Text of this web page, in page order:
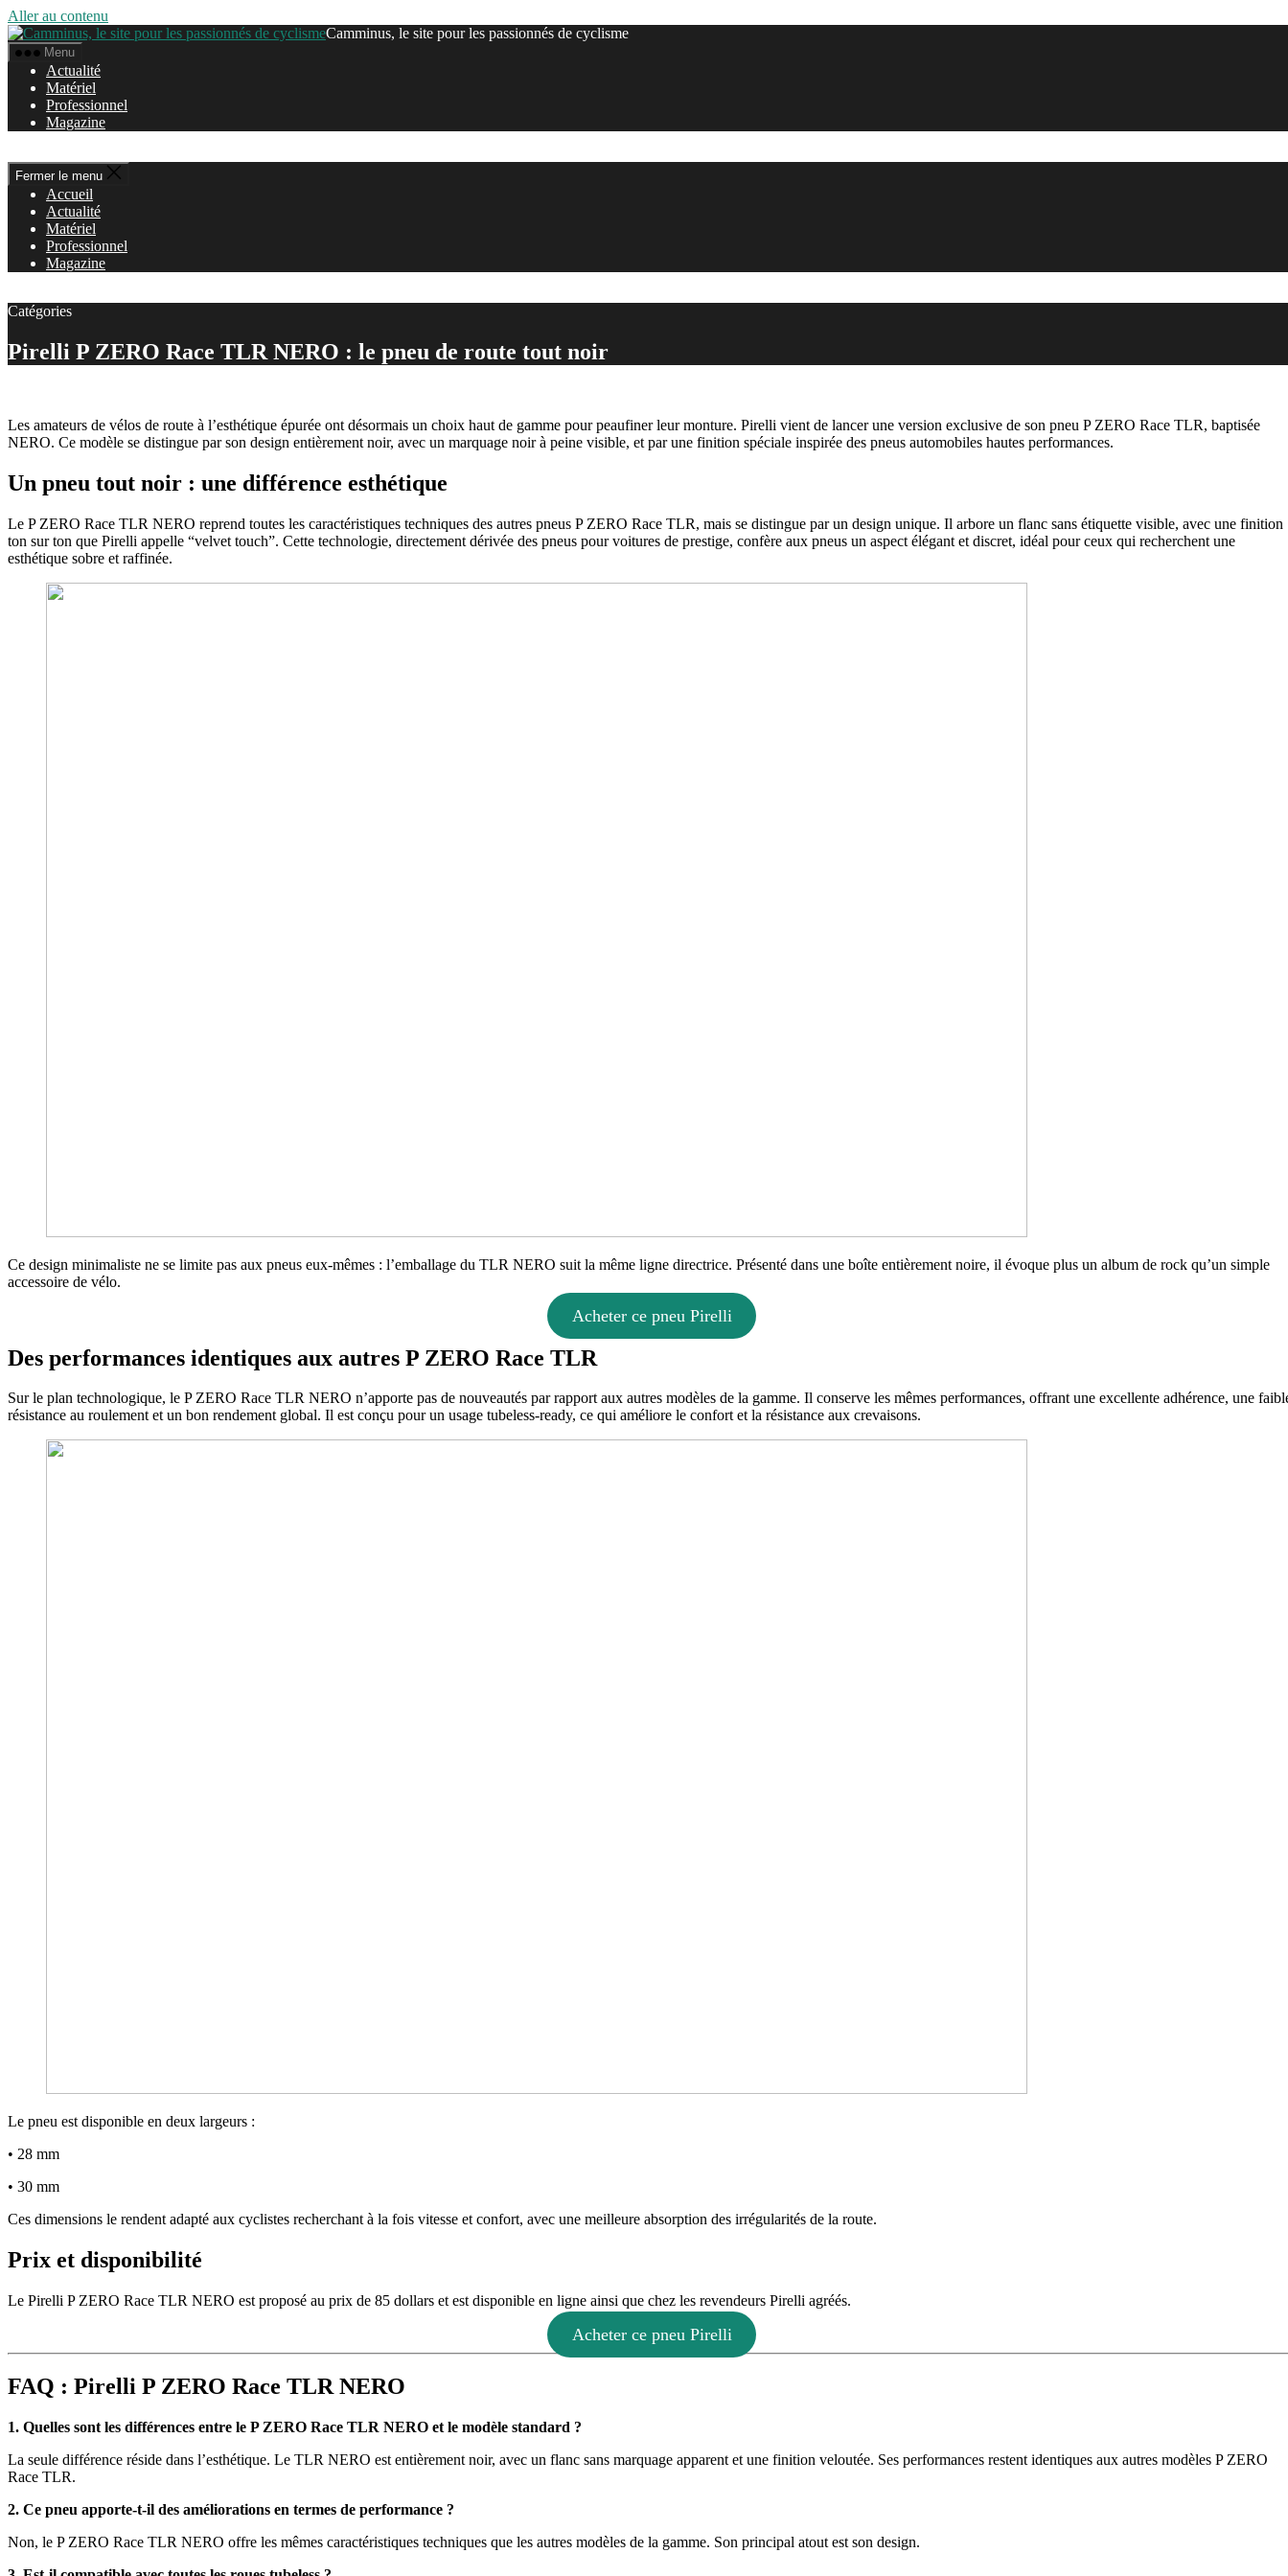
Aller au contenu
Camminus, le site pour les passionnés de cyclisme
Menu
Actualité
Matériel
Professionnel
Magazine
Fermer le menu
Accueil
Actualité
Matériel
Professionnel
Magazine
Catégories
Pirelli P ZERO Race TLR NERO : le pneu de route tout noir
Les amateurs de vélos de route à l’esthétique épurée ont désormais un choix haut de gamme pour peaufiner leur monture. Pirelli vient de lancer une version exclusive de son pneu P ZERO Race TLR, baptisée
NERO. Ce modèle se distingue par son design entièrement noir, avec un marquage noir à peine visible, et par une finition spéciale inspirée des pneus automobiles hautes performances.
Un pneu tout noir : une différence esthétique
Le P ZERO Race TLR NERO reprend toutes les caractéristiques techniques des autres pneus P ZERO Race TLR, mais se distingue par un design unique. Il arbore un flanc sans étiquette visible, avec une finition
ton sur ton que Pirelli appelle “velvet touch”. Cette technologie, directement dérivée des pneus pour voitures de prestige, confère aux pneus un aspect élégant et discret, idéal pour ceux qui recherchent une
esthétique sobre et raffinée.
Ce design minimaliste ne se limite pas aux pneus eux-mêmes : l’emballage du TLR NERO suit la même ligne directrice. Présenté dans une boîte entièrement noire, il évoque plus un album de rock qu’un simple
accessoire de vélo.
Acheter ce pneu Pirelli
Des performances identiques aux autres P ZERO Race TLR
Sur le plan technologique, le P ZERO Race TLR NERO n’apporte pas de nouveautés par rapport aux autres modèles de la gamme. Il conserve les mêmes performances, offrant une excellente adhérence, une
résistance au roulement et un bon rendement global. Il est conçu pour un usage tubeless-ready, ce qui améliore le confort et la résistance aux crevaisons.
Le pneu est disponible en deux largeurs :
• 28 mm
• 30 mm
Ces dimensions le rendent adapté aux cyclistes recherchant à la fois vitesse et confort, avec une meilleure absorption des irrégularités de la route.
Prix et disponibilité
Le Pirelli P ZERO Race TLR NERO est proposé au prix de 85 dollars et est disponible en ligne ainsi que chez les revendeurs Pirelli agréés.
Acheter ce pneu Pirelli
FAQ : Pirelli P ZERO Race TLR NERO
1. Quelles sont les différences entre le P ZERO Race TLR NERO et le modèle standard ?
La seule différence réside dans l’esthétique. Le TLR NERO est entièrement noir, avec un flanc sans marquage apparent et une finition veloutée. Ses performances restent identiques aux autres modèles P ZERO
Race TLR.
2. Ce pneu apporte-t-il des améliorations en termes de performance ?
Non, le P ZERO Race TLR NERO offre les mêmes caractéristiques techniques que les autres modèles de la gamme. Son principal atout est son design.